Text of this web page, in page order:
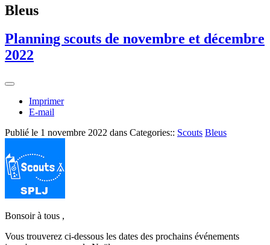
Bleus
Planning scouts de novembre et décembre
2022
Imprimer
E-mail
Publié le 1 novembre 2022 dans Categories:: Scouts Bleus
Bonsoir à tous ,
Vous trouverez ci-dessous les dates des prochains événements